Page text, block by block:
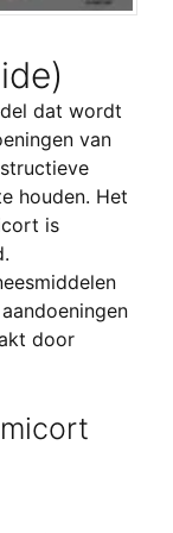
dat wordt
van
houden. Het
is
door